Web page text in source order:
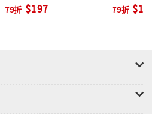
79折 $197 79折